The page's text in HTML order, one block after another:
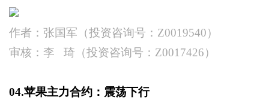
作者：张国军（投资咨询号： Z0019540）
审核：李
琦（投资咨询号： Z0017426）
04.苹果主力合约：震荡下行